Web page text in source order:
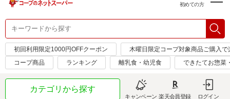
初めての方
初回利用限定1000円OFFクーポン
木曜日限定コープ対象商品ご購入
コープ商品
ランキング 離乳食・幼児食 できたてお惣菜
カテゴリから探す
キャンペーン 楽天会員登録 ログイン